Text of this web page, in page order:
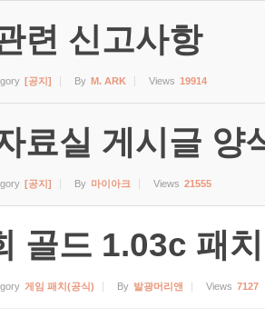
련 신고사항
[공지] By M. ARK Views 19914
료실 게시글 양
[공지] By 마이아크 Views 21555
골드 1.03c 패치
게임 패치(공식) By 발광머리앤 Views 7127